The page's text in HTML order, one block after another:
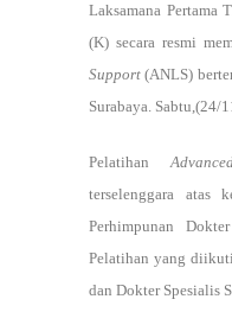
Laksamana Pertama
(K) secara resmi
Support (ANLS)
Surabaya. Sabtu,(24/
Pelatihan
terselenggara atas
Perhimpunan
Pelatihan yang
dan Dokter Spesialis